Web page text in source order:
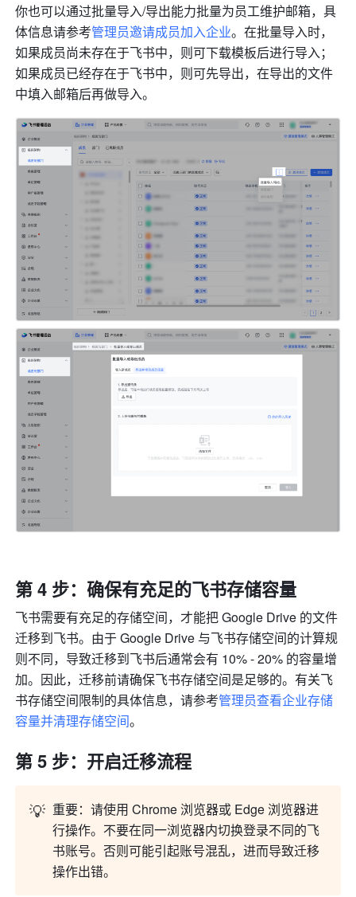
你也可以通过批量导入/导出能力批量为员工维护邮箱，具
体信息请参考管理员邀请成员加入企业。在批量导入时，
如果成员尚未存在于飞书中，则可下载模板后进行导入；
如果成员已经存在于飞书中，则可先导出，在导出的文件
中填入邮箱后再做导入。
第 4 步：确保有充足的飞书存储容量
飞书需要有充足的存储空间，才能把 Google Drive 的文件
迁移到飞书。由于 Google Drive 与飞书存储空间的计算规
则不同，导致迁移到飞书后通常会有 10% - 20% 的容量增
加。因此，迁移前请确保飞书存储空间是足够的。有关飞
书存储空间限制的具体信息，请参考管理员查看企业存储
容量并清理存储空间。
第 5 步：开启迁移流程
💡 重要：请使用 Chrome 浏览器或 Edge 浏览器进
行操作。不要在同一浏览器内切换登录不同的飞
书账号。否则可能引起账号混乱，进而导致迁移
操作出错。